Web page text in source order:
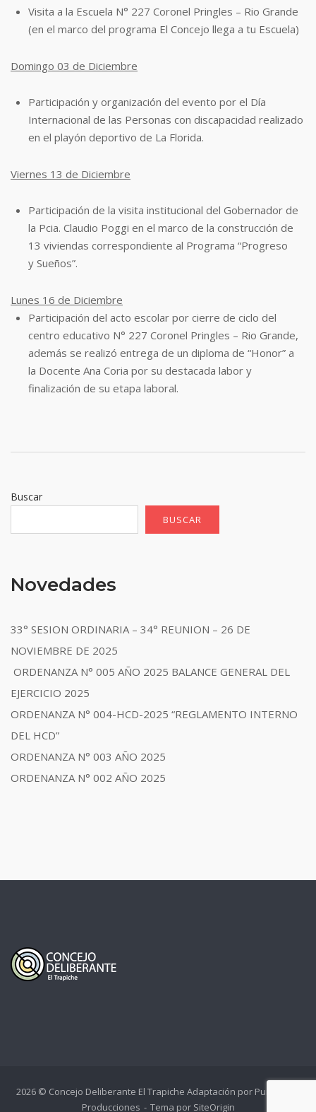
Visita a la Escuela N° 227 Coronel Pringles – Rio Grande
(en el marco del programa El Concejo llega a tu Escuela)
Domingo 03 de Diciembre
Participación y organización del evento por el Día
Internacional de las Personas con discapacidad realizado
en el playón deportivo de La Florida.
Viernes 13 de Diciembre
Participación de la visita institucional del Gobernador de
la Pcia. Claudio Poggi en el marco de la construcción de
13 viviendas correspondiente al Programa “Progreso
y Sueños”.
Lunes 16 de Diciembre
Participación del acto escolar por cierre de ciclo del
centro educativo N° 227 Coronel Pringles – Rio Grande,
además se realizó entrega de un diploma de “Honor” a
la Docente Ana Coria por su destacada labor y
finalización de su etapa laboral.
Buscar
BUSCAR
Novedades
33° SESION ORDINARIA – 34° REUNION – 26 DE
NOVIEMBRE DE 2025
ORDENANZA N° 005 AÑO 2025 BALANCE GENERAL DEL
EJERCICIO 2025
ORDENANZA N° 004-HCD-2025 “REGLAMENTO INTERNO
DEL HCD”
ORDENANZA N° 003 AÑO 2025
ORDENANZA N° 002 AÑO 2025
2026 © Concejo Deliberante El Trapiche Adaptación por PuntoCero
Producciones
Tema por SiteOrigin